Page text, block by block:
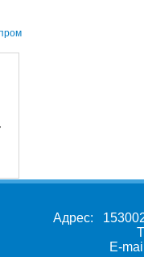
Адрес:
E-